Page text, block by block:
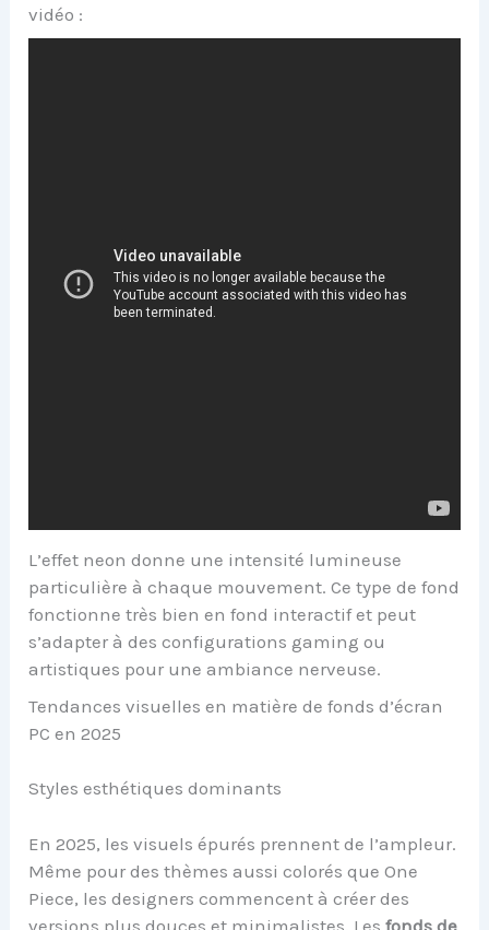
vidéo :
L’effet neon donne une intensité lumineuse
particulière à chaque mouvement. Ce type de fond
fonctionne très bien en fond interactif et peut
s’adapter à des configurations gaming ou
artistiques pour une ambiance nerveuse.
Tendances visuelles en matière de fonds d’écran
PC en 2025
Styles esthétiques dominants
En 2025, les visuels épurés prennent de l’ampleur.
Même pour des thèmes aussi colorés que One
Piece, les designers commencent à créer des
versions plus douces et minimalistes. Lesfonds de